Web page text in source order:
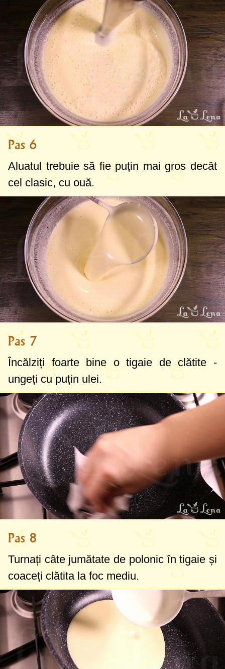
Pas 6
Aluatul trebuie să fie puțin mai gros decât
cel clasic, cu ouă.
Pas 7
Încălziți foarte bine o tigaie de clătite -
ungeți cu puțin ulei.
Pas 8
Turnați câte jumătate de polonic în tigaie și
coaceți clătita la foc mediu.